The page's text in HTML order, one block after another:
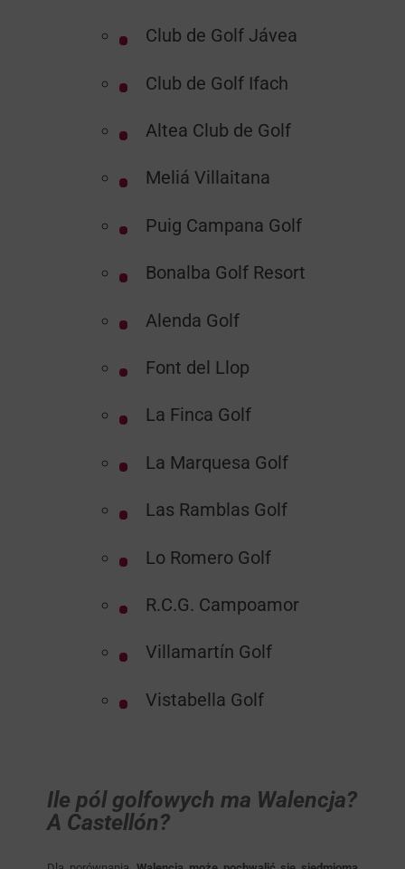
Club de Golf Jávea
Club de Golf Ifach
Altea Club de Golf
Meliá Villaitana
Puig Campana Golf
Bonalba Golf Resort
Alenda Golf
Font del Llop
La Finca Golf
La Marquesa Golf
Las Ramblas Golf
Lo Romero Golf
R.C.G. Campoamor
Villamartín Golf
Vistabella Golf
Ile pól golfowych ma Walencja?
A Castellón?